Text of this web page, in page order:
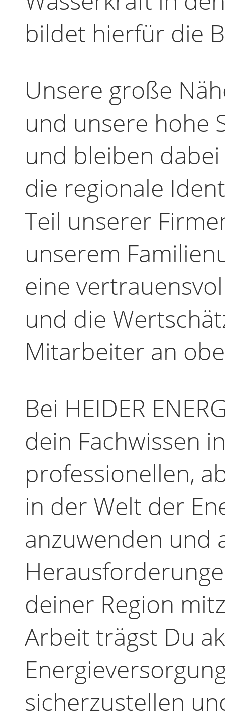
bildet hierfür die
Unsere große
und unsere hohe
und bleiben
die regionale
Teil unserer
unserem
eine
und die
Mitarbeiter an
Bei HEIDER
dein Fachwissen
professionellen,
in der Welt der
anzuwenden und
deiner Region
Arbeit trägst Du
sicherzustellen